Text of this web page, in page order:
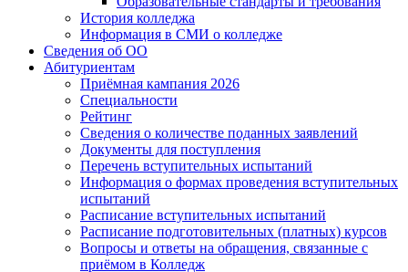
История колледжа
Информация в СМИ о колледже
Сведения об ОО
Абитуриентам
Приёмная кампания 2026
Специальности
Рейтинг
Сведения о количестве поданных заявлений
Документы для поступления
Перечень вступительных испытаний
Информация о формах проведения вступительных
испытаний
Расписание вступительных испытаний
Расписание подготовительных (платных) курсов
Вопросы и ответы на обращения, связанные с
приёмом в Колледж